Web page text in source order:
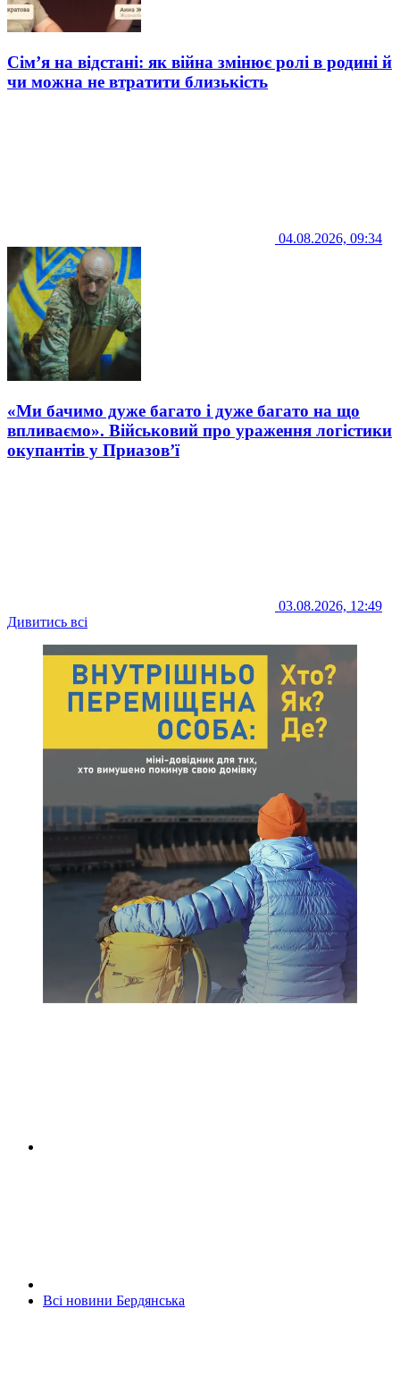
Сім’я на відстані: як війна змінює ролі в родині й
чи можна не втратити близькість
04.08.2026, 09:34
«Ми бачимо дуже багато і дуже багато на що
впливаємо». Військовий про ураження логістики
окупантів у Приазов’ї
03.08.2026, 12:49
Дивитись всі
Всі новини Бердянська